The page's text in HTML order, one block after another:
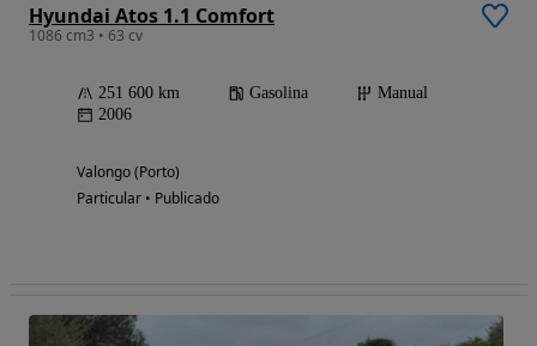
Hyundai Atos 1.1 Comfort
1086 cm3 • 63 cv
251 600 km Gasolina
Manual
2006
Valongo (Porto)
Particular • Publicado